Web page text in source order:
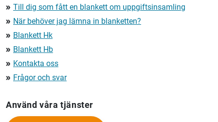
double_arrow Till dig som fått en blankett om uppgiftsinsamling
double_arrow När behöver jag lämna in blanketten?
double_arrow Blankett Hk
double_arrow Blankett Hb
double_arrow Kontakta oss
double_arrow Frågor och svar
Använd våra tjänster